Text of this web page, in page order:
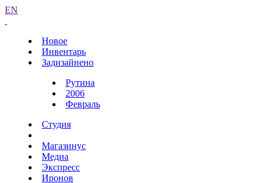
EN
Новое
Инвентарь
Задизайнено
Рутина
2006
Февраль
Студия
Магазинус
Медиа
Экспресс
Иронов